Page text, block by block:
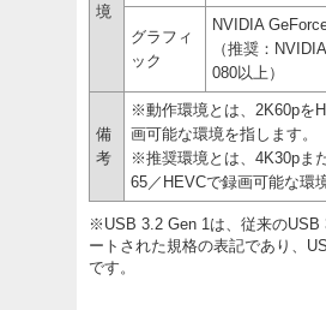
境
グラフィ
ック
NVIDIA
（推奨：
080以上）
備
考
※動作環境とは、2K60pを
画可能な環境を指します。
※推奨環境とは、4K30pま
65／HEVCで録画可能な環
※USB 3.2 Gen 1は、従来のUSB
ートされた規格の表記であり、
です。